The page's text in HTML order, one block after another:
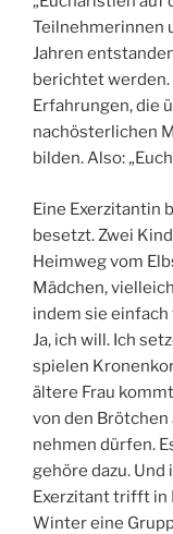
Teilnehmerinnen
Jahren
berichtet
Erfahrungen, die
nachösterlichen
bilden. Also:
Eine Exerzitantin
besetzt. Zwei
Heimweg vom
Mädchen,
indem sie einfach
Ja, ich will. Ich
spielen
ältere Frau
von den Brötchen
nehmen dürfen.
gehöre dazu. Und
Exerzitant trifft in
Winter eine